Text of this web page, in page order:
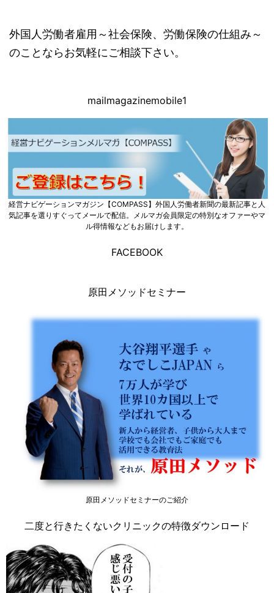
外国人労働者雇用～社会保険、労働保険の仕組み～
のことならお気軽にご相談下さい。
mailmagazinemobile1
経営ナビゲーションマガジン【COMPASS】外国人労働者新聞の最新記事と人
気記事を選りすぐってメールで配信。メルマガ会員限定の特別なオファーやマ
ル得情報などもお届けします。
FACEBOOK
原田メソッドセミナー
原田メソッドセミナーのご紹介
二度と行きたくないクリニックの特徴ダウンロード